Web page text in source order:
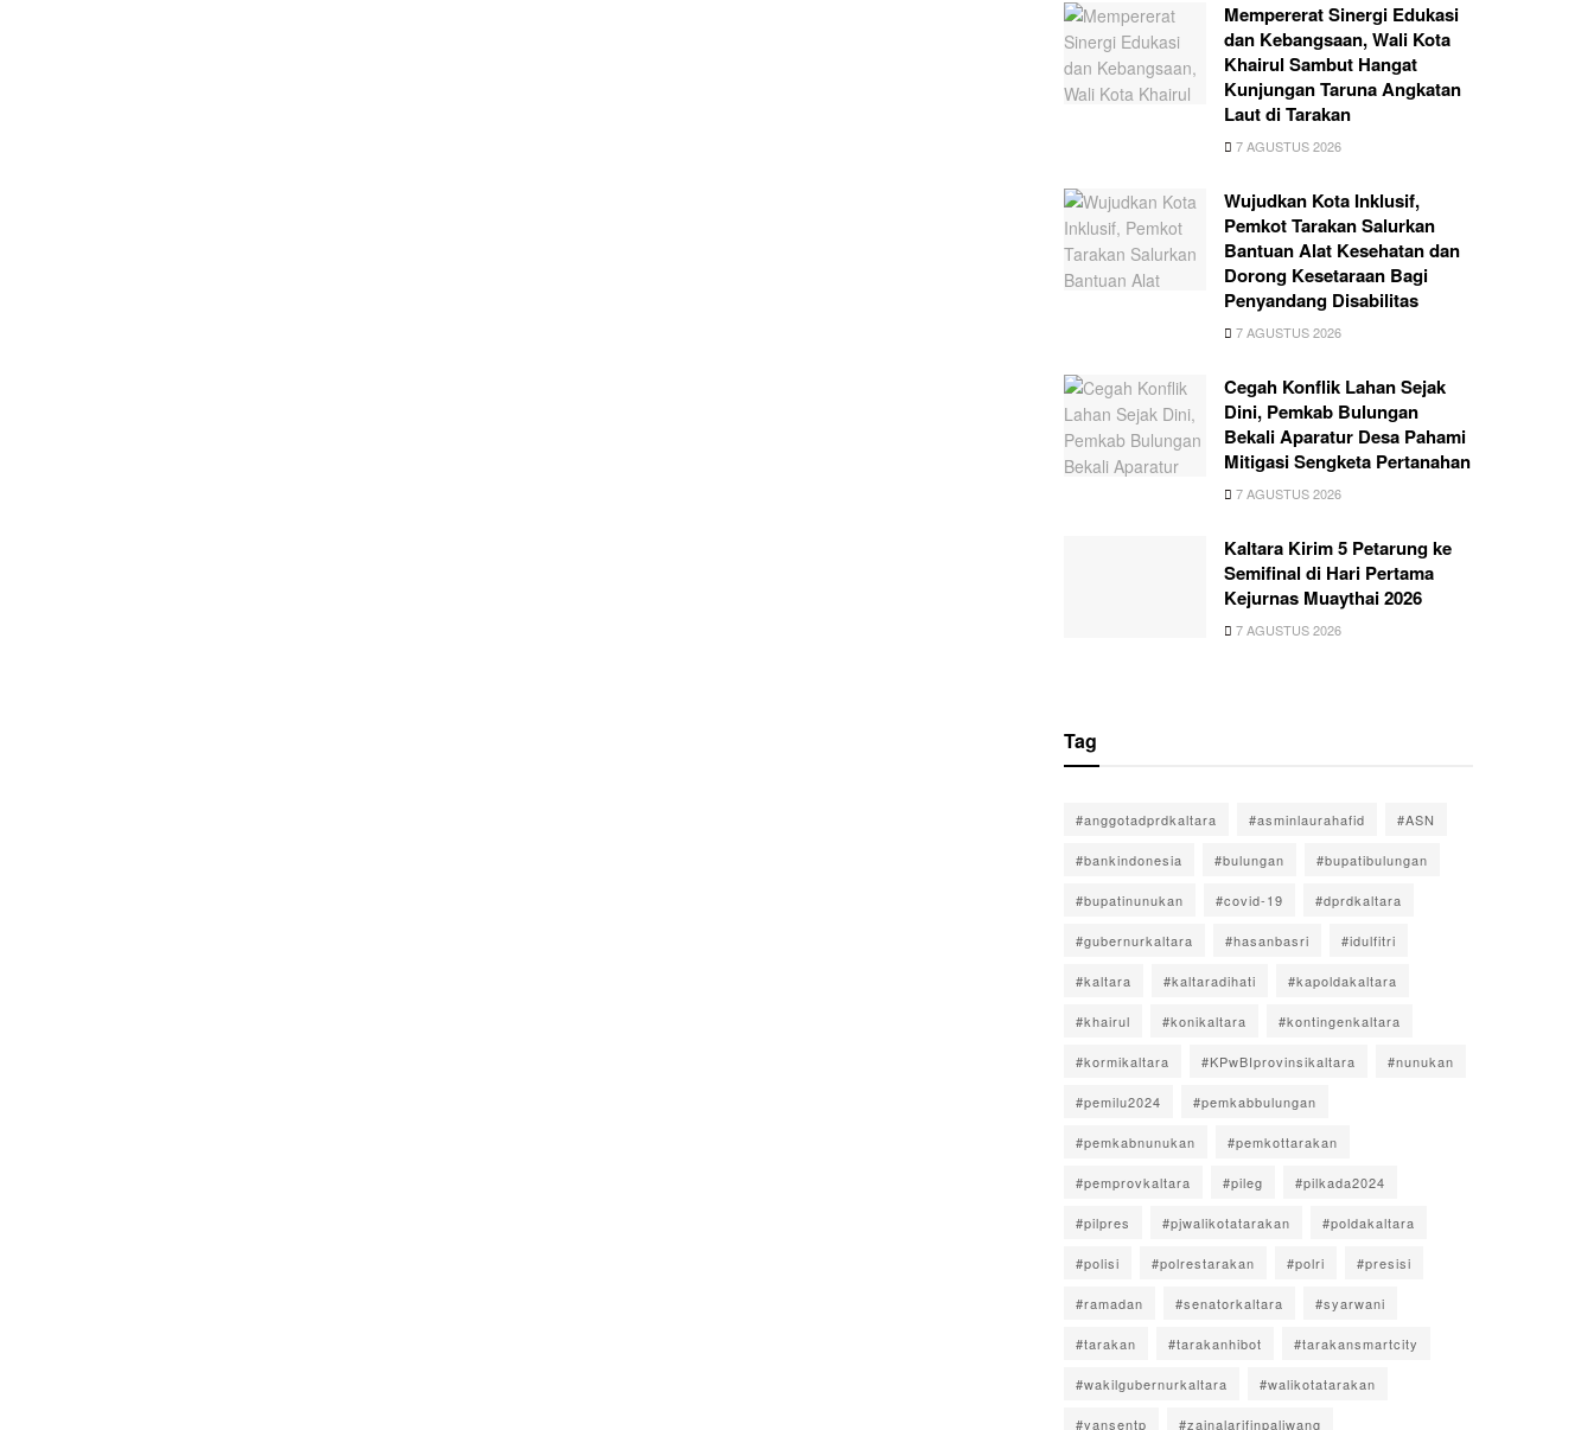
Mempererat Sinergi Edukasi
dan Kebangsaan, Wali Kota
Khairul Sambut Hangat
Kunjungan Taruna Angkatan
Laut di Tarakan
7 AGUSTUS 2026
Wujudkan Kota Inklusif,
Pemkot Tarakan Salurkan
Bantuan Alat Kesehatan dan
Dorong Kesetaraan Bagi
Penyandang Disabilitas
7 AGUSTUS 2026
Cegah Konflik Lahan Sejak
Dini, Pemkab Bulungan
Bekali Aparatur Desa Pahami
Mitigasi Sengketa Pertanahan
7 AGUSTUS 2026
Kaltara Kirim 5 Petarung ke
Semifinal di Hari Pertama
Kejurnas Muaythai 2026
7 AGUSTUS 2026
Tag
#anggotadprdkaltara #asminlaurahafid #ASN
#bankindonesia #bulungan #bupatibulungan
#bupatinunukan #covid-19 #dprdkaltara
#gubernurkaltara #hasanbasri #idulfitri
#kaltara #kaltaradihati #kapoldakaltara
#khairul #konikaltara #kontingenkaltara
#kormikaltara #KPwBIprovinsikaltara #nunukan
#pemilu2024 #pemkabbulungan
#pemkabnunukan #pemkottarakan
#pemprovkaltara #pileg #pilkada2024
#pilpres #pjwalikotatarakan #poldakaltara
#polisi #polrestarakan #polri #presisi
#ramadan #senatorkaltara #syarwani
#tarakan #tarakanhibot #tarakansmartcity
#wakilgubernurkaltara #walikotatarakan
#yansentp #zainalarifinpaliwang